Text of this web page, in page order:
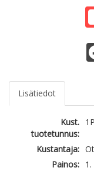
Lisätiedot
Kust.
tuotetunnus:
Kustantaja:
Painos: